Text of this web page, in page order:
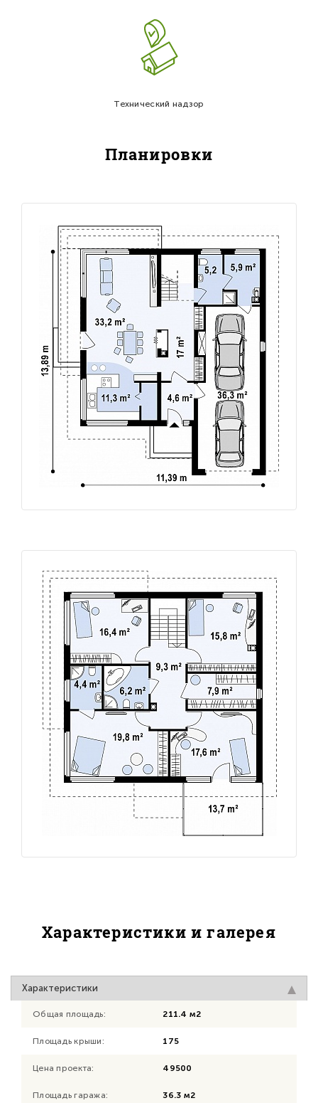
Технический надзор
Планировки
Характеристики и галерея
Характеристики
Общая площадь: 211.4 м2
Площадь крыши: 175
Цена проекта: 49500
Площадь гаража: 36.3 м2